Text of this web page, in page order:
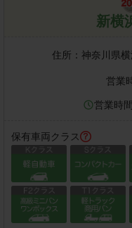
新横
住所： 神奈川県
営業
営業時
保有車両クラス